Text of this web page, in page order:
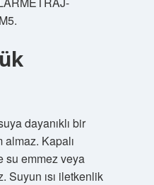
dayanıklı bir
Kapalı
su emmez veya
Suyun ısı iletkenlik